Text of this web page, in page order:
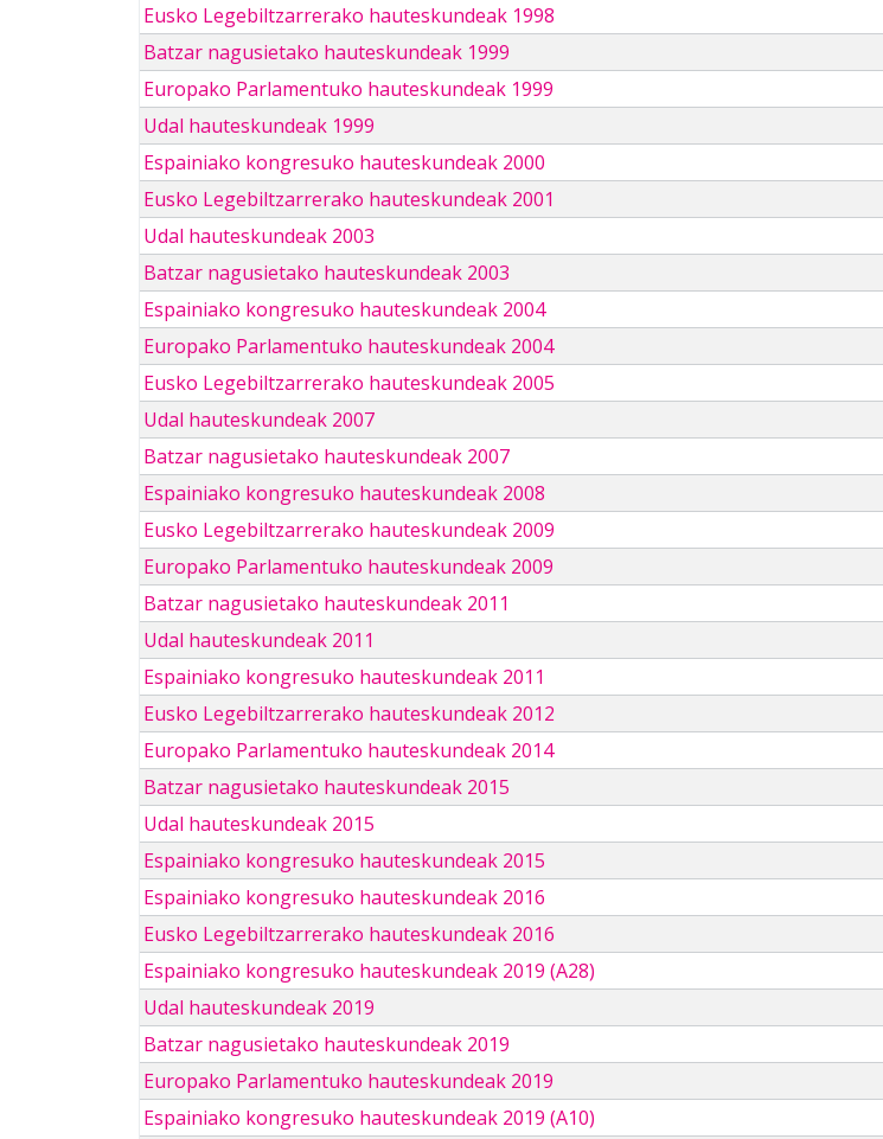
Eusko Legebiltzarrerako hauteskundeak 1998
Batzar nagusietako hauteskundeak 1999
Europako Parlamentuko hauteskundeak 1999
Udal hauteskundeak 1999
Espainiako kongresuko hauteskundeak 2000
Eusko Legebiltzarrerako hauteskundeak 2001
Udal hauteskundeak 2003
Batzar nagusietako hauteskundeak 2003
Espainiako kongresuko hauteskundeak 2004
Europako Parlamentuko hauteskundeak 2004
Eusko Legebiltzarrerako hauteskundeak 2005
Udal hauteskundeak 2007
Batzar nagusietako hauteskundeak 2007
Espainiako kongresuko hauteskundeak 2008
Eusko Legebiltzarrerako hauteskundeak 2009
Europako Parlamentuko hauteskundeak 2009
Batzar nagusietako hauteskundeak 2011
Udal hauteskundeak 2011
Espainiako kongresuko hauteskundeak 2011
Eusko Legebiltzarrerako hauteskundeak 2012
Europako Parlamentuko hauteskundeak 2014
Batzar nagusietako hauteskundeak 2015
Udal hauteskundeak 2015
Espainiako kongresuko hauteskundeak 2015
Espainiako kongresuko hauteskundeak 2016
Eusko Legebiltzarrerako hauteskundeak 2016
Espainiako kongresuko hauteskundeak 2019 (A28)
Udal hauteskundeak 2019
Batzar nagusietako hauteskundeak 2019
Europako Parlamentuko hauteskundeak 2019
Espainiako kongresuko hauteskundeak 2019 (A10)